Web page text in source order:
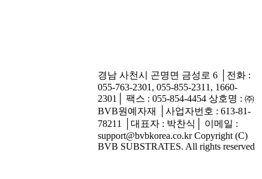
경남 사천시 곤명면 금성로 6 │전화 :
055-763-2301, 055-855-2311, 1660-
2301│ 팩스 : 055-854-4454 상호명 : ㈜
BVB원예자재 │사업자번호 : 613-81-
78211 │대표자 : 박찬식│ 이메일 :
support@bvbkorea.co.kr Copyright (C)
BVB SUBSTRATES. All rights reserved